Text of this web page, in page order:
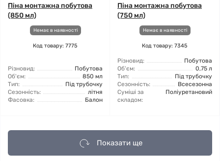
Піна монтажна побутова
(850 мл)
Немає в наявності
Код товару: 7775
Різновид:
Побутова
Об'єм:
850 мл
Тип:
Під трубочку
Сезонність:
літня
Фасовка:
Балон
Піна монтажна побутова
(750 мл)
Немає в наявності
Код товару: 7345
Різновид:
Побутова
Об'єм:
0,75 л
Тип:
Під трубочку
Сезонність:
Всесезонна
Суміші за
складом:
Поліуретановий
Показати ще